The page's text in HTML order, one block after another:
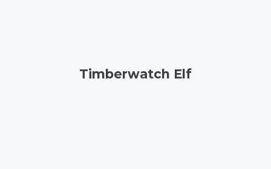
Timberwatch Elf